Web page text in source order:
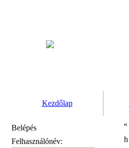
Kezdőlap
Belépés
Felhasználónév:
«
h